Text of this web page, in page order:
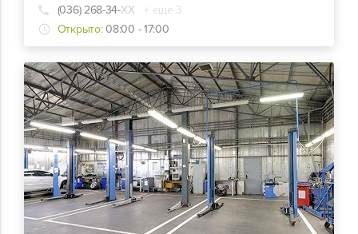
(036) 268-34-ХХ
+ еще 3
Открыто: 08:00 - 17:00